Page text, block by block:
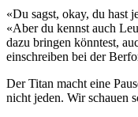
«Du sagst, okay, du hast
«Aber du kennst auch
dazu bringen könntest,
einschreiben bei der
Der Titan macht eine
nicht jeden. Wir schauen